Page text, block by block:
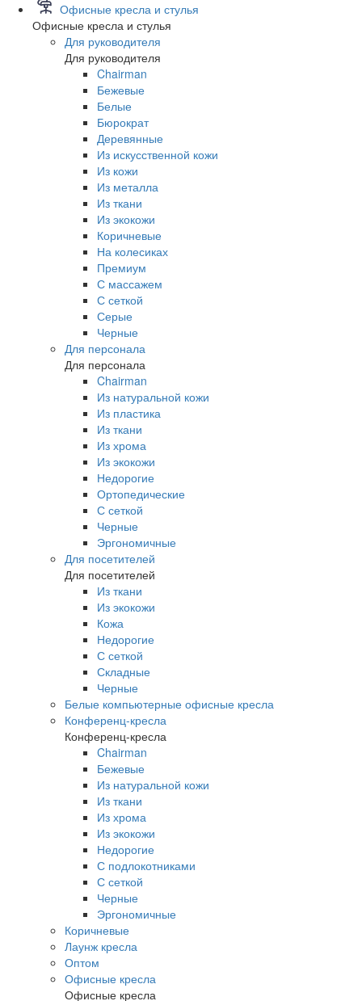
Офисные кресла и стулья
Офисные кресла и стулья
Для руководителя
Для руководителя
Chairman
Бежевые
Белые
Бюрократ
Деревянные
Из искусственной кожи
Из кожи
Из металла
Из ткани
Из экокожи
Коричневые
На колесиках
Премиум
С массажем
С сеткой
Серые
Черные
Для персонала
Для персонала
Chairman
Из натуральной кожи
Из пластика
Из ткани
Из хрома
Из экокожи
Недорогие
Ортопедические
С сеткой
Черные
Эргономичные
Для посетителей
Для посетителей
Из ткани
Из экокожи
Кожа
Недорогие
С сеткой
Складные
Черные
Белые компьютерные офисные кресла
Конференц-кресла
Конференц-кресла
Chairman
Бежевые
Из натуральной кожи
Из ткани
Из хрома
Из экокожи
Недорогие
С подлокотниками
С сеткой
Черные
Эргономичные
Коричневые
Лаунж кресла
Оптом
Офисные кресла
Офисные кресла